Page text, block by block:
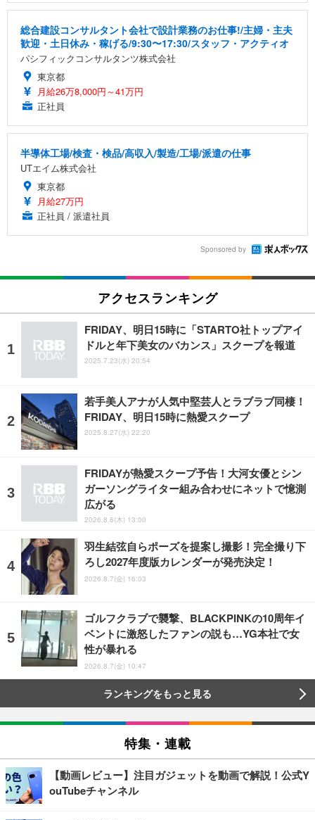
総合建設コンサルタント会社で設計業務のお仕事!/主婦・主夫
歓迎・土日休み・稼げる/9:30〜17:30/スタッフ・アクティオ
パシフィックコンサルタンツ株式会社
東京都
月給26万8,000円～41万円
正社員
半導体工場/検査・検品/高収入/製造/工場/派遣の仕事
UTエイム株式会社
東京都
月給27万円
正社員 / 派遣社員
Sponsored by
アクセスランキング
FRIDAY、明日15時に「STARTO社トップアイ
ドルと年下美女のバカンス」スクープを報道
2025.7.23(水) 20:54
若手美人アナが人気中堅芸人とラブラブ同棲！
FRIDAY、明日15時に熱愛スクープ
2025.8.27(水) 22:20
FRIDAYが熱愛スクープ予告！大河女優とシン
ガーソングライター組み合わせにネットで憶測
広がる
2026.8.6(木) 13:00
羽生結弦自らポーズを提案し撮影！完全撮り下
ろし2027年度版カレンダーが発売決定！
2026.8.7(金) 16:03
ゴルフクラブで襲撃、BLACKPINKの10周年イ
ベントに激怒したファンの説も…YG本社で女
性が暴れる
2026.8.7(金) 10:47
ランキングをもっと見る
特集・連載
【動画レビュー】注目ガジェットを動画で解説！公式Y
ouTubeチャンネル